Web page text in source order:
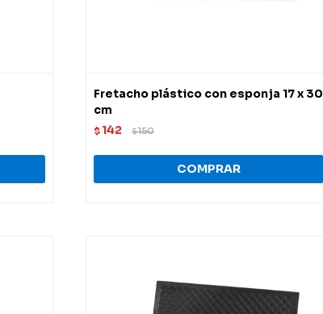
Fretacho plástico con esponja 17 x 30
cm
$ 142 $150